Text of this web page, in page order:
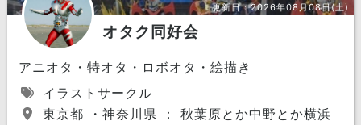
更新日：2026年08月08日(土)
オタク同好会
アニオタ・特オタ・ロボオタ・絵描き
イラストサークル
東京都 ・神奈川県 ： 秋葉原とか中野とか横浜